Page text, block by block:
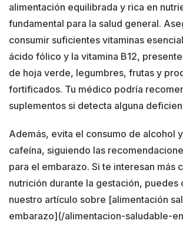
alimentación equilibrada y rica en
fundamental para la salud general.
consumir suficientes vitaminas
ácido fólico y la vitamina B12,
de hoja verde, legumbres, frutas y
fortificados. Tu médico podría
suplementos si detecta alguna
Además, evita el consumo de alcohol
cafeína, siguiendo las
para el embarazo. Si te interesan más
nutrición durante la gestación, puedes
nuestro artículo sobre [alimentación
embarazo](/alimentacion-saludable-